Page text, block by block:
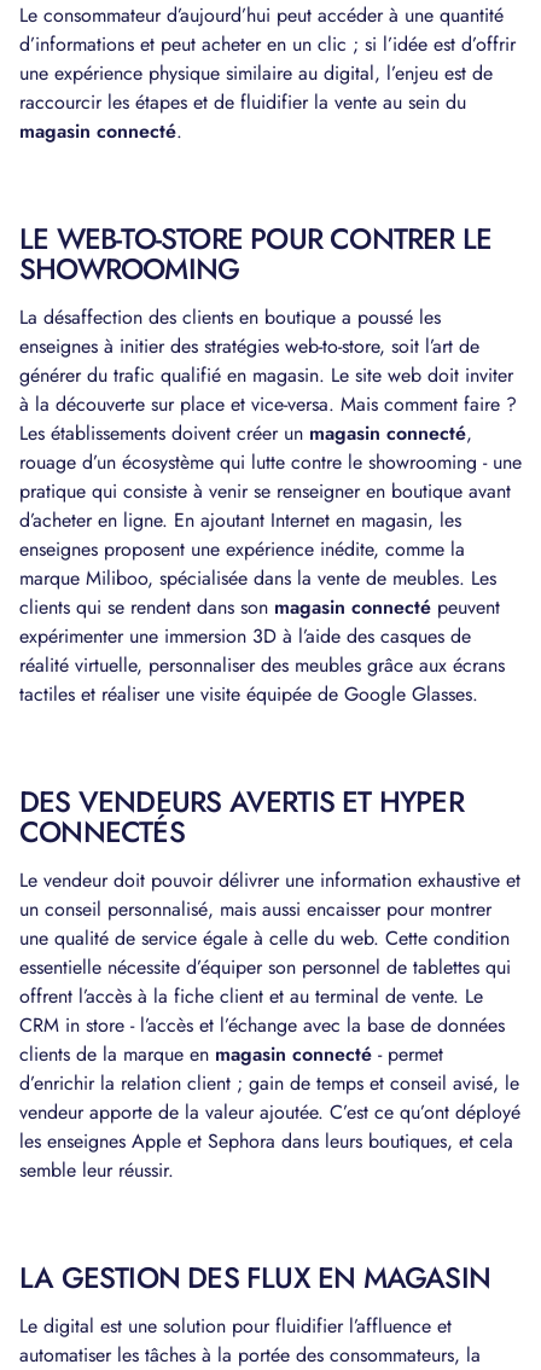
Le consommateur d’aujourd’hui peut accéder à une quantité
d’informations et peut acheter en un clic ; si l’idée est d’offrir
une expérience physique similaire au digital, l’enjeu est de
raccourcir les étapes et de fluidifier la vente au sein du
magasin connecté.
LE WEB-TO-STORE POUR CONTRER LE
SHOWROOMING
La désaffection des clients en boutique a poussé les
enseignes à initier des stratégies web-to-store, soit l’art de
générer du trafic qualifié en magasin. Le site web doit inviter
à la découverte sur place et vice-versa. Mais comment faire ?
Les établissements doivent créer un magasin connecté,
rouage d’un écosystème qui lutte contre le showrooming - une
pratique qui consiste à venir se renseigner en boutique avant
d’acheter en ligne. En ajoutant Internet en magasin, les
enseignes proposent une expérience inédite, comme la
marque Miliboo, spécialisée dans la vente de meubles. Les
clients qui se rendent dans son magasin connecté peuvent
expérimenter une immersion 3D à l’aide des casques de
réalité virtuelle, personnaliser des meubles grâce aux écrans
tactiles et réaliser une visite équipée de Google Glasses.
DES VENDEURS AVERTIS ET HYPER
CONNECTÉS
Le vendeur doit pouvoir délivrer une information exhaustive et
un conseil personnalisé, mais aussi encaisser pour montrer
une qualité de service égale à celle du web. Cette condition
essentielle nécessite d’équiper son personnel de tablettes qui
offrent l’accès à la fiche client et au terminal de vente. Le
CRM in store - l’accès et l’échange avec la base de données
clients de la marque en magasin connecté - permet
d’enrichir la relation client ; gain de temps et conseil avisé, le
vendeur apporte de la valeur ajoutée. C’est ce qu’ont déployé
les enseignes Apple et Sephora dans leurs boutiques, et cela
semble leur réussir.
LA GESTION DES FLUX EN MAGASIN
Le digital est une solution pour fluidifier l’affluence et
automatiser les tâches à la portée des consommateurs, la